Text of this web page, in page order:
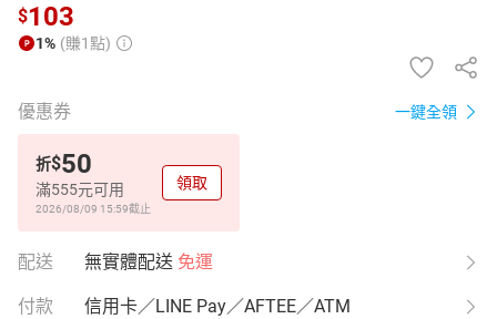
$103
1% (賺1點)
優惠券 一鍵全領
折$50
滿555元可用
2026/08/09 15:59截止
領取
配送 無實體配送 免運
付款 信用卡／LINE Pay／AFTEE／ATM